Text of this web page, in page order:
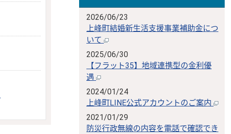
2026/06/23
上峰町結婚新生活支援事業補助金につ
いて
2025/06/30
【フラット35】地域連携型の金利優
遇
2024/01/24
上峰町LINE公式アカウントのご案内
2021/01/29
防災行政無線の内容を電話で確認でき